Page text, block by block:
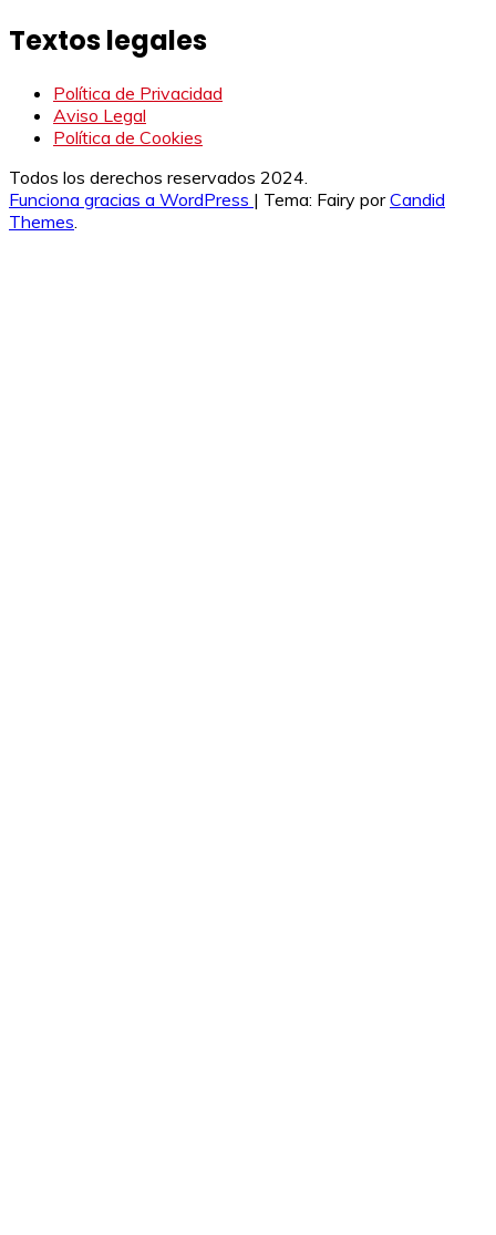
Textos legales
Política de Privacidad
Aviso Legal
Política de Cookies
Todos los derechos reservados 2024.
Funciona gracias a WordPress | Tema: Fairy porCandid
Themes